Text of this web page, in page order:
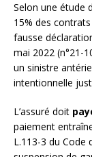
Selon une étude
15% des
fausse
mai 2022 (n°21-
un sinistre
intentionnelle
L’assuré doit
paiement
L.113-3 du Code